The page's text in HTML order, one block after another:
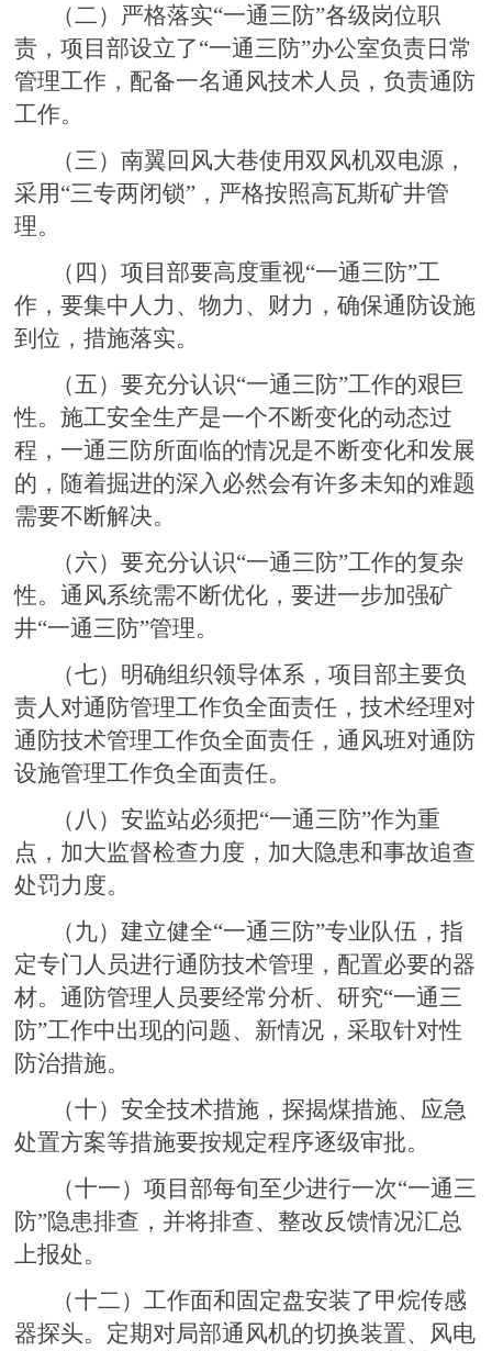
（二）严格落实“一通三防”各级岗位职
责，项目部设立了“一通三防”办公室负责日常
管理工作，配备一名通风技术人员，负责通防
工作。
（三）南翼回风大巷使用双风机双电源，
采用“三专两闭锁”，严格按照高瓦斯矿井管
理。
（四）项目部要高度重视“一通三防”工
作，要集中人力、物力、财力，确保通防设施
到位，措施落实。
（五）要充分认识“一通三防”工作的艰巨
性。施工安全生产是一个不断变化的动态过
程，一通三防所面临的情况是不断变化和发展
的，随着掘进的深入必然会有许多未知的难题
需要不断解决。
（六）要充分认识“一通三防”工作的复杂
性。通风系统需不断优化，要进一步加强矿
井“一通三防”管理。
（七）明确组织领导体系，项目部主要负
责人对通防管理工作负全面责任，技术经理对
通防技术管理工作负全面责任，通风班对通防
设施管理工作负全面责任。
（八）安监站必须把“一通三防”作为重
点，加大监督检查力度，加大隐患和事故追查
处罚力度。
（九）建立健全“一通三防”专业队伍，指
定专门人员进行通防技术管理，配置必要的器
材。通防管理人员要经常分析、研究“一通三
防”工作中出现的问题、新情况，采取针对性
防治措施。
（十）安全技术措施，探揭煤措施、应急
处置方案等措施要按规定程序逐级审批。
（十一）项目部每旬至少进行一次“一通三
防”隐患排查，并将排查、整改反馈情况汇总
上报处。
（十二）工作面和固定盘安装了甲烷传感
器探头。定期对局部通风机的切换装置、风电